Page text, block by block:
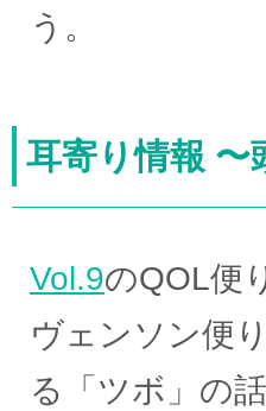
う。
耳寄り情報 〜
Vol.9のQOL便
ヴェンソン便
る「ツボ」の